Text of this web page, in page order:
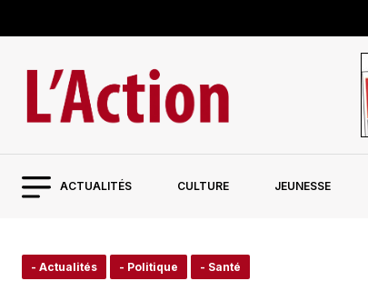
ACTUALITÉS CULTURE JEUNESSE
- Actualités - Politique - Santé